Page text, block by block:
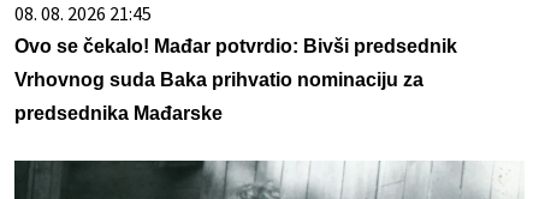
08. 08. 2026 21:45
Ovo se čekalo! Mađar potvrdio: Bivši predsednik
Vrhovnog suda Baka prihvatio nominaciju za
predsednika Mađarske